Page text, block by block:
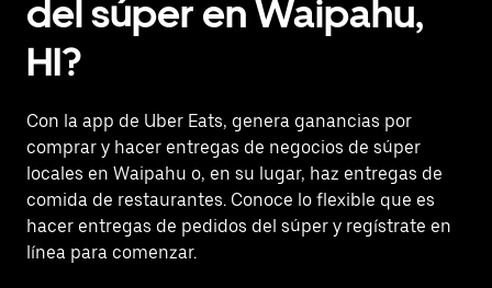
del súper en Waipahu,
HI?
Con la app de Uber Eats, genera ganancias por
comprar y hacer entregas de negocios de súper
locales en Waipahu o, en su lugar, haz entregas de
comida de restaurantes. Conoce lo flexible que es
hacer entregas de pedidos del súper y regístrate en
línea para comenzar.